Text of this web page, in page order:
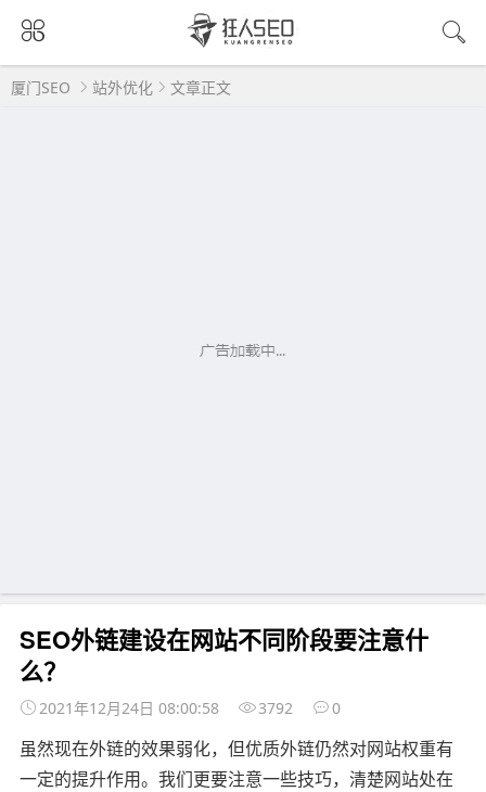
厦门SEO 站外优化 文章正文
SEO外链建设在网站不同阶段要注意什
么？
2021年12月24日 08:00:58 3792 0
虽然现在外链的效果弱化，但优质外链仍然对网站权重有
一定的提升作用。我们更要注意一些技巧，清楚网站处在